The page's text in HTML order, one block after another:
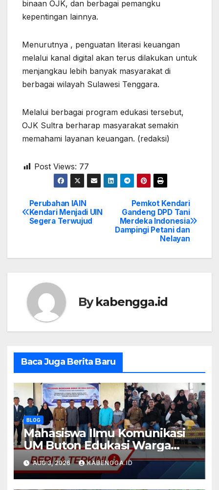
binaan OJK, dan berbagai pemangku
kepentingan lainnya.
Menurutnya , penguatan literasi keuangan
melalui kanal digital akan terus dilakukan untuk
menjangkau lebih banyak masyarakat di
berbagai wilayah Sulawesi Tenggara.
Melalui berbagai program edukasi tersebut,
OJK Sultra berharap masyarakat semakin
memahami layanan keuangan. (redaksi)
Post Views: 77
Post
navigation
Pemkot Kendari
Gandeng DPD Tani
Merdeka Indonesia
Dampingi Petani dan
Nelayan
Perubahan IAIN
Kendari Menjadi UIN
Segera Terwujud
Bykabengga.id
Baca Juga Berita Baru
BLOG
Mahasiswa Ilmu Komunikasi
UM Buton Edukasi Warga
Desa Hendea Tangkal Hoaks,
Wujud Nyata Program
Kampus Berdampak
AUG 3, 2026 KABENGGA.ID